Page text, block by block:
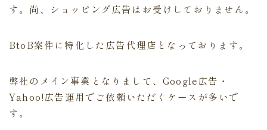
す。尚、ショッピング広告はお受けしておりません。
BtoB案件に特化した広告代理店となっております。
弊社のメイン事業となりまして、Google広告・
Yahoo!広告運用でご依頼いただくケースが多いで
す。